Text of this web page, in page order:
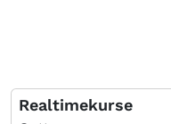
Realtimekurse